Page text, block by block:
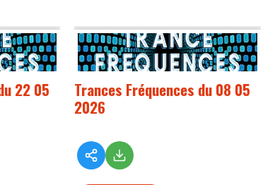
22 05
Trances Fréquences du 08 05
2026